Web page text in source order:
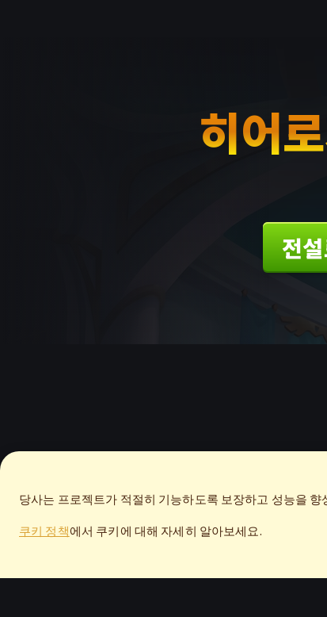
히어
전
당사는 프로젝트가 적절히 기능하도록 보장하고 성능을
쿠키 정책에서 쿠키에 대해 자세히 알아보세요.